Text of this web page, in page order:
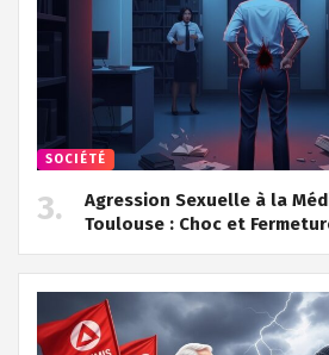
SOCIÉTÉ
Agression Sexuelle à la
Toulouse : Choc et